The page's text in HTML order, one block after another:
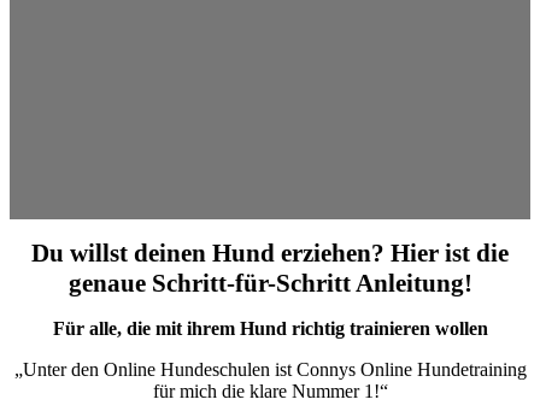
Du willst deinen Hund erziehen? Hier ist die
genaue Schritt-für-Schritt Anleitung!
Für alle, die mit ihrem Hund richtig trainieren wollen
„Unter den Online Hundeschulen ist Connys Online Hundetraining
für mich die klare Nummer 1!“